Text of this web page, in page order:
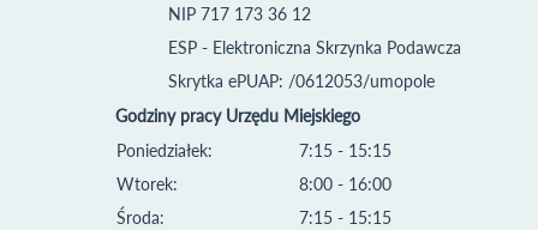
NIP 717 173 36 12
ESP - Elektroniczna Skrzynka Podawcza
Skrytka ePUAP: /0612053/umopole
Godziny pracy Urzędu Miejskiego
Poniedziałek:
Wtorek:
Środa:
7:15 - 15:15
8:00 - 16:00
7:15 - 15:15